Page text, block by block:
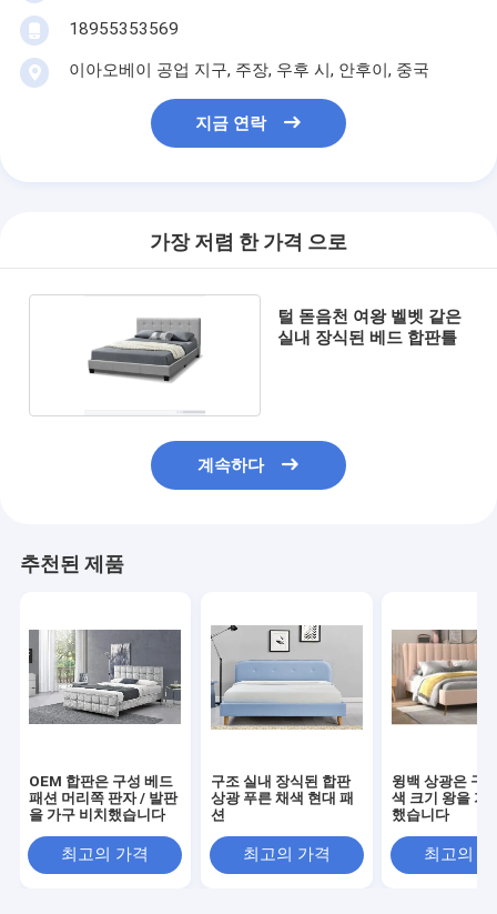
18955353569
이아오베이 공업 지구, 주장, 우후 시, 안후이, 중국
지금 연락
가장 저렴 한 가격 으로
털 돋음천 여왕 벨벳 같은
실내 장식된 베드 합판틀
계속하다
추천된 제품
OEM 합판은 구성 베드
패션 머리쪽 판자 / 발판
을 가구 비치했습니다
최고의 가격
구조 실내 장식된 합판
상광 푸른 채색 현대 패
션
최고의 가격
윙백 상광은 구
색 크기 왕을 가
했습니다
최고의